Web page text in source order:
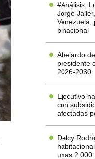
#Análisis:
Jorge
Venezuela,
binacional
Abelardo
presidente
2026-2030
Ejecutivo
con
afectadas
Delcy
unas 2.000